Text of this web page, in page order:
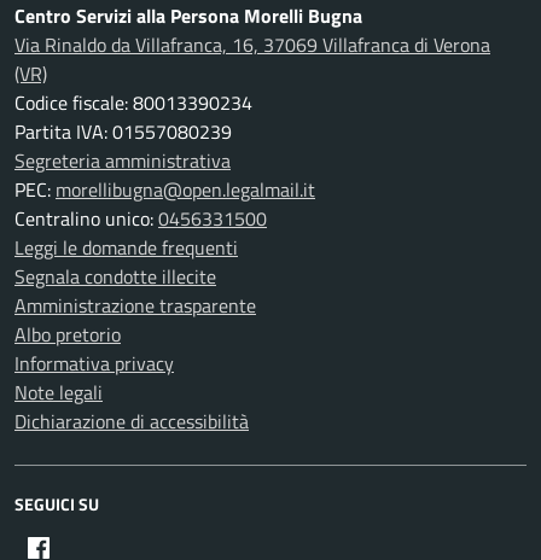
Centro Servizi alla Persona Morelli Bugna
Via Rinaldo da Villafranca, 16, 37069 Villafranca di Verona
(VR)
Codice fiscale: 80013390234
Partita IVA: 01557080239
Segreteria amministrativa
PEC: morellibugna@open.legalmail.it
Centralino unico:0456331500
Leggi le domande frequenti
Segnala condotte illecite
Amministrazione trasparente
Albo pretorio
Informativa privacy
Note legali
Dichiarazione di accessibilità
SEGUICI SU